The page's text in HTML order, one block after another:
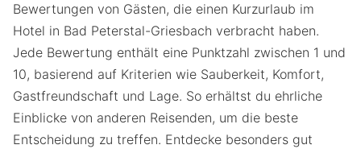
Bewertungen von Gästen, die einen Kurzurlaub im
Hotel in Bad Peterstal-Griesbach verbracht haben.
Jede Bewertung enthält eine Punktzahl zwischen 1 und
10, basierend auf Kriterien wie Sauberkeit, Komfort,
Gastfreundschaft und Lage. So erhältst du ehrliche
Einblicke von anderen Reisenden, um die beste
Entscheidung zu treffen. Entdecke besonders gut